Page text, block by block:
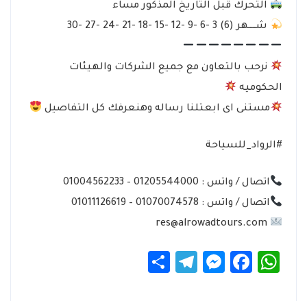
التحرك قبل التاريخ المذكور مساء
شـــــهر (6) 3 -6 -9 -12 -15 -18 -21 -24 -27 -30
نرحب بالتعاون مع جميع الشركات والهيئات
الحكوميه
مستنى اى ابعتلنا رساله وهنعرفك كل التفاصيل
#الرواد_للسياحة
اتصال / واتس : 01205544000 – 01004562233
اتصال / واتس : 01070074578 – 01011126619
res@alrowadtours.com
WhatsApp
Facebook
Messenger
Telegram